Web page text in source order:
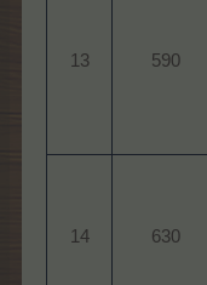
13 590
14 630